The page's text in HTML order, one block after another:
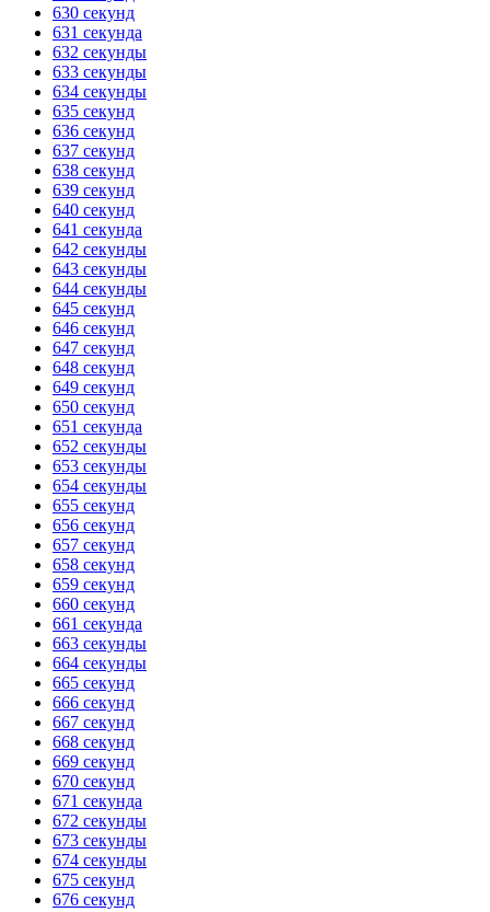
630 секунд
631 секунда
632 секунды
633 секунды
634 секунды
635 секунд
636 секунд
637 секунд
638 секунд
639 секунд
640 секунд
641 секунда
642 секунды
643 секунды
644 секунды
645 секунд
646 секунд
647 секунд
648 секунд
649 секунд
650 секунд
651 секунда
652 секунды
653 секунды
654 секунды
655 секунд
656 секунд
657 секунд
658 секунд
659 секунд
660 секунд
661 секунда
663 секунды
664 секунды
665 секунд
666 секунд
667 секунд
668 секунд
669 секунд
670 секунд
671 секунда
672 секунды
673 секунды
674 секунды
675 секунд
676 секунд